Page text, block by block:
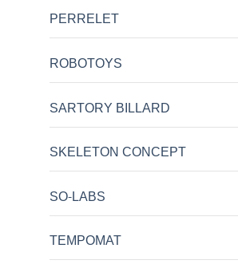
PERRELET
ROBOTOYS
SARTORY BILLARD
SKELETON CONCEPT
SO-LABS
TEMPOMAT